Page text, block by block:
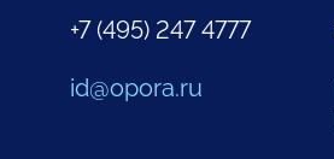
+7 (495) 247 4777
id@opora.ru